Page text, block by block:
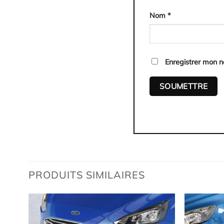
Nom *
Enregistrer mon
PRODUITS SIMILAIRES